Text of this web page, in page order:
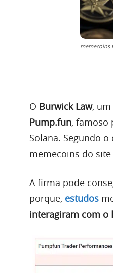
memecoins
O Burwick Law, um
Pump.fun, famoso
Solana. Segundo
memecoins do
A firma pode
porque, estudos
interagiram com o